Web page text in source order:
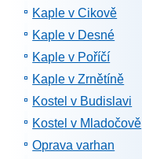
Kaple v Cikově
Kaple v Desné
Kaple v Poříčí
Kaple v Zrnětíně
Kostel v Budislavi
Kostel v Mladočově
Oprava varhan